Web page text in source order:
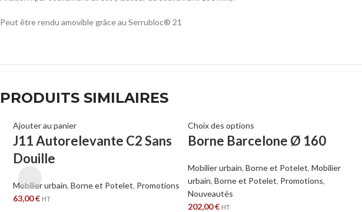
Peut être rendu amovible grâce au Serrubloc® 21
PRODUITS SIMILAIRES
Ajouter au panier
J11 Autorelevante C2 Sans
Douille
Mobilier urbain, Borne et Potelet, Promotions
63,00€ HT
Choix des options
Borne Barcelone Ø 160
Mobilier urbain, Borne et Potelet, Mobilier
urbain, Borne et Potelet, Promotions,
Nouveautés
202,00€ HT